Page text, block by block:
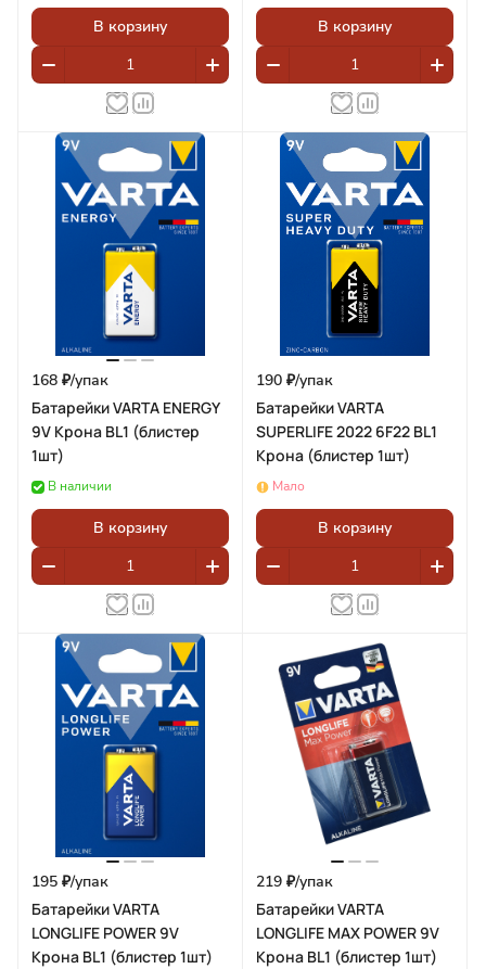
В корзину В корзину
168 ₽/упак
Батарейки VARTA ENERGY
9V Крона BL1 (блистер
1шт)
В наличии
В корзину
190 ₽/упак
Батарейки VARTA
SUPERLIFE 2022 6F22 BL1
Крона (блистер 1шт)
Мало
В корзину
195 ₽/упак
Батарейки VARTA
LONGLIFE POWER 9V
Крона BL1 (блистер 1шт)
219 ₽/упак
Батарейки VARTA
LONGLIFE MAX POWER 9V
Крона BL1 (блистер 1шт)